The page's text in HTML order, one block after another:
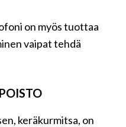
on myös tuottaa
vaipat tehdä
keräkurmitsa, on